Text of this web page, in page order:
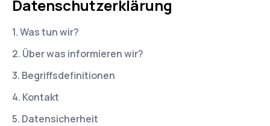
Datenschutzerklärung
1. Was tun wir?
2. Über was informieren wir?
3. Begriffsdefinitionen
4. Kontakt
5. Datensicherheit